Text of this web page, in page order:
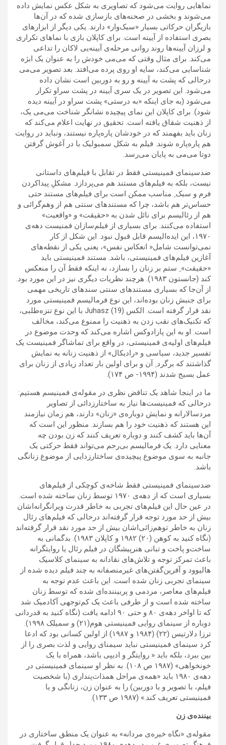
نماهایی روایت می‌شود که تصاویری به شکل عکس نمایش داده
می‌شوند و بخشی در صحنه‌های بازسازی شده که در آن‌ها
بازیگران حرکاتی بسیار «سبک‌وار» دارند. یکی دیگر از ابزارهای
بصری استفاده از آیینه است. برای کاپلان بازی با نماهای تکراری
و لرزان آیینه‌ها روند روانی مرحله‌ی آیینه‌یی لاکان را تداعی
می‌کند. برای مثال وقتی که می‌می خودش را به عنوان یک ابژه
شناسایی می‌کند، سایه او روی پرده می‌افتد. بعد تصویر می‌می
درحالی که پشت به آیینه و رو به دوربین است نشان داده
می‌شود. این تصویر در یک سری آیینه در پشت سراو تکرار
می‌شود (به جای اینکه «به درستی» پشت سراو در آیینه دیده
شود). برای کاپلان این نمای پیچیده نشانگر شناخت می‌می یک،
از ذهنیت شقاق یافته است. تحقیق در نهایت اعلام می‌کند که
زنان باید بفهمند که در خودشان پاره‌پاره نیستند، ونباید در روایت
هم پاره‌پاره شوند. فیلم به شکل سمبولیک با در آغوش گرفتن
دوتا می‌می به پایان می‌رسد.
ضدسینمای فمینیستی فقط در تقابل با فیلم‌های داستانی
نیست، بلکه به فیلم‌های مستند هم می‌پردازد. مشکلِ پیداکردن
فرم و سبک ِ مناسب ممکن است برای فیلم‌های مستند حتی
حساس‌تر هم باشد، چرا که مستند‌های سنتی هم از وهم‌گرائی و
هم از رئالیسم برای نائل شدن به «حقیقت» و «واقعیت»
استفاده می‌کنند. برای بسیاری از فیلم‌سازان فمنیست دهه‌ی
۱۹۷۰، این ایده‌الیسم قابل قبول نبود. این شکل از کار
نمی‌توانست شامل« انعکاس نفس»، یعنی یکی از نقطه‌های
آغازین فیلم‌های فمینیستی، باشد. مستند فمینیستی باید
«حقیقت» ِ ستم بر زنان را بسازد، نه اینکه فقط آن را منعکس
کند (جانستون ۱۹۸۳). هرچند نظریات دیگری نیز در این مورد بود.
از آن‌جا که بسیاری مستندهای سنتی سندهای تاریخی مهمی
برای جنبش زنان بوده‌اند، این نوع فرمالیسم فمینیستی مورد
نقد قرار گرفته است. الکس Juhasz (19) با این نوع تنزه‌طلبی،
که تکنیک‌های نقب زدن به ذهنیت را ممنوع می‌کند، مخالف
است. او به این پارادوکس اشاره می‌کند که وحدت موضوع در
فیلم‌های اولیه‌ی فمینیستی، در واقع برای تماشاگر فمینیست یک
تفسیر جدید، سیاسی و «رادیکال» از ذهنیت زنانه به نمایش
گذاشتند که برگرد ِ آن و برای اولین بار تعداد زیادی از زنان برای
عمل بسیج شدند (۱۹۹۴- ص ۱۷۴)‌.
ما در اینجا شاهد یک تناقض نظری در مقوله‌ی فمینیسم هستیم:
درحالی که فمینیست‌ها نیاز به ساختارزدائی از تصاویر
مردسالارانه و نمایش دوباره‌ی «زنان» دارند، هم زمان نیازمند
این هستند که ذهنیت خود را هم بسازند. منظور این است که
آن‌ها باید کشف کنند و دوباره تعریف کنند که زن بودن چه
معنایی دارد. یک فرمالیسم بی‌رحم می‌تواند فقط حرکتی یک
جانبه به سوی موضوع پیچیده‌ی ساختارزدایی از موضوع زنانگی
باشد.
ضدسینمای فمینیستی فقط شاخه‌ی کوچکی از فیلم‌های
بسیاری است که از دهه‌ی ۱۹۷۰ توسط زنان ساخته شده است.
در عین حال این فیلم‌های تجربی به خاطر قدرت ویرانگرانه‌اشان
بیش از حد مورد توجه قرار گرفته‌اند درحالی که فیلم‌های رئال
زنان به خاطر توهم‌زائی‌اشان بیش از حد مورد نقد قرار گرفته‌اند
(نگاه کنید به کوهن (۲۰) ۱۹۸۲ و کاپلان ۱۹۸۳). بدگمانی به
ساخت‌و پاخت و تبانی هنرپیشگان در فیلم رئال یا روایتگرانه
باعث تمرکز توجه و تلاش‌های نقادانه به سینمای کلاسیک
هالیوود و آفرین‌گفتن‌های غیرمنصفانه به چند فیلم دیده شده از
سینمای تجربی زنان شده است. این باعث عدم توجه به
فیلم‌های معاصر، مردمی‌ و پربیننده‌ای شده که توسط زنان
ساخته شده است و از طرفی باعث یک کم‌توجهی آکادمیک شد
که تا اواخر دهه‌ی ۸۰ و حتی ۹۰ ادامه یافت (نگاه کنید به قدردانی
دوباره از سینمای روایی فمینیستی هوم(۲۱) و سمیلک ۱۹۹۸).
ترزا دلارتیس (۲۲) (۱۹۸۴ و ۱۹۸۷) از اولین کسانی بود که ادعا
کرد سینمای فمینیستی نباید سیمنای روایی و لذت بصری را از
بین ببرد، بلکه باید « روایتگر و ادیپی باشد، همراه با یک
خونخواهی» (۱۹۸۷ ص ۱۰۸). به نظر او سینمای فمینیستی در
دهه‌ی ۱۹۸۰ باید «همه‌ی مراحل همذات‌پنداری (با شخصیت
فیلم، با تصویر و با دوربین) را به عنوان زن، زنانگی و یا
فمینیستی تعریف کند.» (۱۹۸۷ ص ۱۳۳).
بیننده‌ی زن
مقوله‌ی «نگاه خیره‌ی مردانه» به عنوان یک منطق ساختاری در